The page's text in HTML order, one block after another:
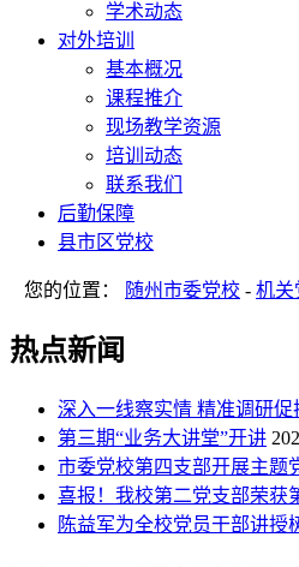
学术动态
对外培训
基本概况
课程推介
现场教学资源
培训动态
联系我们
后勤保障
县市区党校
您的位置： 随州市委党校 - 机关
热点新闻
深入一线察实情 精准调研促
第三期“业务大讲堂”开讲
市委党校第四支部开展主题
喜报！我校第二党支部荣获
陈益军为全校党员干部讲授